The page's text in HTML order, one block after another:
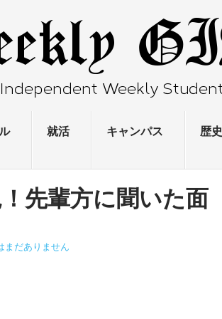
就活 キャンパス 歴史
先輩方に聞いた面
まだありません